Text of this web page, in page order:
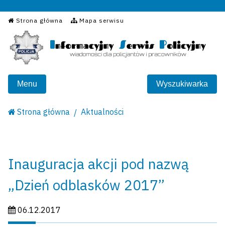
Strona główna Mapa serwisu
Informacyjny Serwis
Menu Wyszukiwarka
Strona główna Aktualności
Inauguracja akcji pod nazwą
„Dzień odblasków 2017”
Data publikacji:
06.12.2017